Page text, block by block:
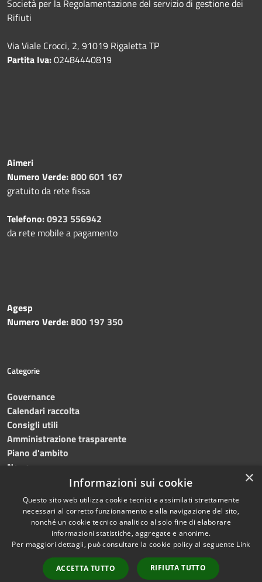
Società per la Regolamentazione del servizio di gestione dei
Rifiuti
Via Viale Crocci, 2, 91019 Rigaletta TP
Partita Iva:02484440819
Aimeri
Numero Verde:800 601 167
gratuito da rete fissa
Telefono:0923 556942
da rete mobile a pagamento
Agesp
Numero Verde:800 197 350
Categorie
Governance
Calendari raccolta
Consigli utili
Amministrazione trasparente
Piano d'ambito
News
Accessibilità
Copyright © 2023 •
Trapani provincia nord•
Powered
byMunicipium•Redazione
×
Informazioni sui cookie
Questo sito web utilizza cookie tecnici e assimilati strettamente
necessari al corretto funzionamento e alla navigazione del sito,
nonché un cookie tecnico analitico al solo fine di elaborare
informazioni statistiche, aggregate e anonime.
Per maggiori dettagli, può consultare la cookie policy al seguente Link
ACCETTA TUTTO RIFIUTA TUTTO